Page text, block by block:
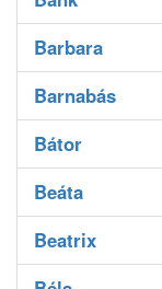
Barbara
Barnabás
Bátor
Beáta
Beatrix